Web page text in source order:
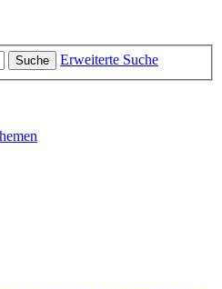
Suche Erweiterte Suche